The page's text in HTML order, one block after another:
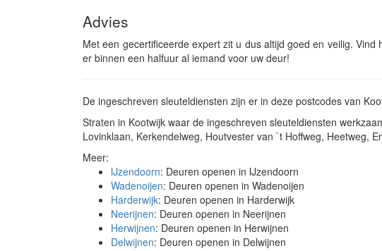
Advies
Met een gecertificeerde expert zit u dus altijd goed en veilig.
er binnen een halfuur al iemand voor uw deur!
De ingeschreven sleuteldiensten zijn er in deze postcodes van
Straten in Kootwijk waar de ingeschreven sleuteldiensten
Lovinklaan, Kerkendelweg, Houtvester van `t Hoffweg, Heetweg,
Meer:
IJzendoorn: Deuren openen in IJzendoorn
Wadenoijen: Deuren openen in Wadenoijen
Harderwijk: Deuren openen in Harderwijk
Neerijnen: Deuren openen in Neerijnen
Herwijnen: Deuren openen in Herwijnen
Delwijnen: Deuren openen in Delwijnen